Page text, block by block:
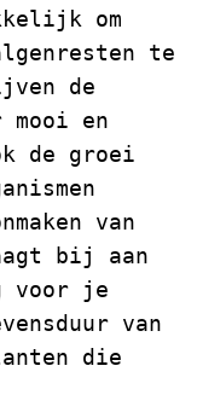
om
te
de
en
de groei
van
bij aan
voor je
van
die